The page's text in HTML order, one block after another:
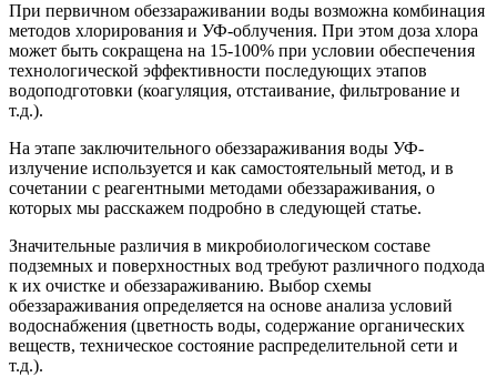
При первичном обеззараживании воды возможна комбинация
методов хлорирования и УФ-облучения. При этом доза хлора
может быть сокращена на 15-100% при условии обеспечения
технологической эффективности последующих этапов
водоподготовки (коагуляция, отстаивание, фильтрование и
т.д.).
На этапе заключительного обеззараживания воды УФ-
излучение используется и как самостоятельный метод, и в
сочетании с реагентными методами обеззараживания, о
которых мы расскажем подробно в следующей статье.
Значительные различия в микробиологическом составе
подземных и поверхностных вод требуют различного подхода
к их очистке и обеззараживанию. Выбор схемы
обеззараживания определяется на основе анализа условий
водоснабжения (цветность воды, содержание органических
веществ, техническое состояние распределительной сети и
т.д.).